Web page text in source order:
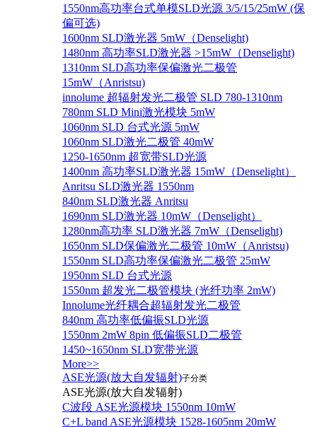
1550nm高功率台式单模SLD光源 3/5/15/25mW (保
偏可选)
1600nm SLD激光器 5mW（Denselight)
1480nm 高功率SLD激光器 >15mW（Denselight)
1310nm SLD高功率保偏激光二极管
15mW（Anristsu)
innolume 超辐射发光二极管 SLD 780-1310nm
780nm SLD Mini激光模块 5mW
1060nm SLD 台式光源 5mW
1060nm SLD激光二极管 40mW
1250-1650nm 超宽带SLD光源
1400nm 高功率SLD激光器 15mW（Denselight）
Anritsu SLD激光器 1550nm
840nm SLD激光器 Anritsu
1690nm SLD激光器 10mW（Denselight）
1280nm高功率 SLD激光器 7mW（Denselight)
1650nm SLD保偏激光二极管 10mW（Anristsu)
1550nm SLD高功率保偏激光二极管 25mW
1950nm SLD 台式光源
1550nm 超发光二极管模块 (光纤功率 2mW)
Innolume光纤耦合超辐射发光二极管
840nm 高功率低偏振SLD光源
1550nm 2mW 8pin 低偏振SLD二极管
1450~1650nm SLD宽带光源
More>>
ASE光源(放大自发辐射)子分类
ASE光源(放大自发辐射)
C波段 ASE光源模块 1550nm 10mW
C+L band ASE光源模块 1528-1605nm 20mW